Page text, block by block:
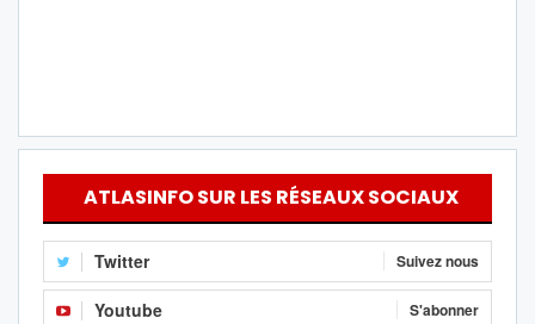
ATLASINFO SUR LES RÉSEAUX SOCIAUX
Twitter Suivez nous
Youtube S'abonner